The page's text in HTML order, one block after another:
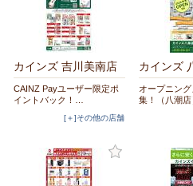
カインズ 吉川美南店
CAINZ Payユーザー限定ポ
イントバック！…
[＋]その他の店舗
カインズ
オープニン
集！（八潮店